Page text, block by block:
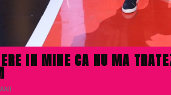
IN MINE CA NU MA